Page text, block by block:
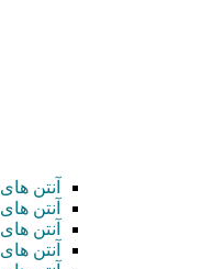
آنتن های 28.5dBi
آنتن های 31.5dBi
آنتن های High Performance
آنتن های Parabolic